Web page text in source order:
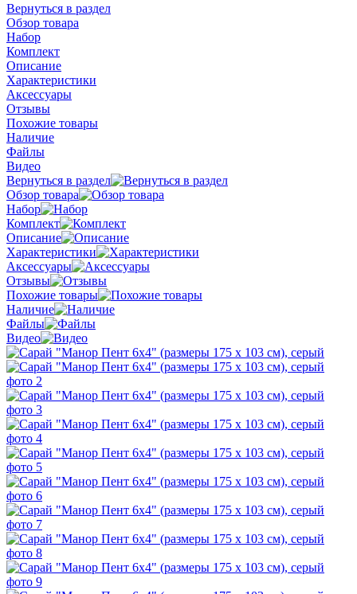
Вернуться в раздел
Обзор товара
Набор
Комплект
Описание
Характеристики
Аксессуары
Отзывы
Похожие товары
Наличие
Файлы
Видео
Вернуться в раздел
Обзор товара
Набор
Комплект
Описание
Характеристики
Аксессуары
Отзывы
Похожие товары
Наличие
Файлы
Видео